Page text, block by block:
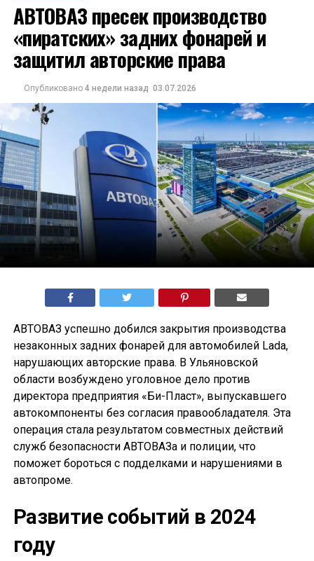
АВТОВАЗ пресек производство
«пиратских» задних фонарей и
защитил авторские права
Опубликовано 4 недели назад 03.07.2026
АВТОВАЗ успешно добился закрытия производства
незаконных задних фонарей для автомобилей Lada,
нарушающих авторские права. В Ульяновской
области возбуждено уголовное дело против
директора предприятия «Би-Пласт», выпускавшего
автокомпоненты без согласия правообладателя. Эта
операция стала результатом совместных действий
служб безопасности АВТОВАЗа и полиции, что
поможет бороться с подделками и нарушениями в
автопроме.
Развитие событий в 2024
году